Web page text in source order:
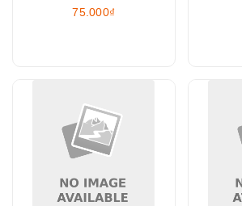
75.000₫